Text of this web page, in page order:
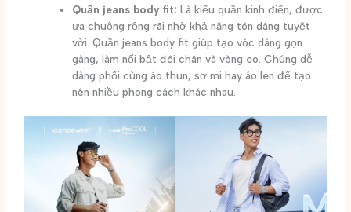
Quần jeans body fit: Là kiểu quần kinh điển, được
ưa chuộng rộng rãi nhờ khả năng tôn dáng tuyệt
vời. Quần jeans body fit giúp tạo vóc dáng gọn
gàng, làm nổi bật đôi chân và vòng eo. Chúng dễ
dàng phối cùng áo thun, sơ mi hay áo len để tạo
nên nhiều phong cách khác nhau.